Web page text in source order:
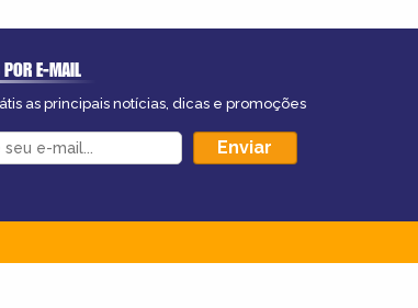
E-MAIL
as principais notícias, dicas e promoções